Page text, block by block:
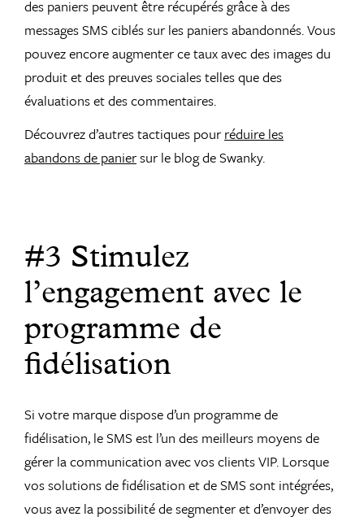
des paniers peuvent être récupérés grâce à des
messages SMS ciblés sur les paniers abandonnés. Vous
pouvez encore augmenter ce taux avec des images du
produit et des preuves sociales telles que des
évaluations et des commentaires.
Découvrez d’autres tactiques pourréduire les
abandons de paniersur le blog de Swanky.
#3 Stimulez
l’engagement avec le
programme de
fidélisation
Si votre marque dispose d’un programme de
fidélisation, le SMS est l’un des meilleurs moyens de
gérer la communication avec vos clients VIP. Lorsque
vos solutions de fidélisation et de SMS sont intégrées,
vous avez la possibilité de segmenter et d’envoyer des